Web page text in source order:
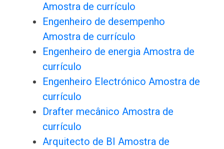
Amostra de currículo
Engenheiro de desempenho
Amostra de currículo
Engenheiro de energia Amostra de
currículo
Engenheiro Electrónico Amostra de
currículo
Drafter mecânico Amostra de
currículo
Arquitecto de BI Amostra de